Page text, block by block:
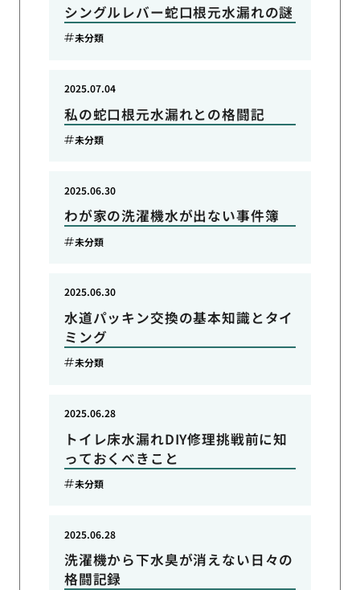
シングルレバー蛇口根元水漏れの謎
未分類
私の蛇口根元水漏れとの格闘記
2025.07.04
未分類
わが家の洗濯機水が出ない事件簿
2025.06.30
未分類
水道パッキン交換の基本知識とタイ
ミング
2025.06.30
未分類
トイレ床水漏れDIY修理挑戦前に知
っておくべきこと
2025.06.28
未分類
洗濯機から下水臭が消えない日々の
格闘記録
2025.06.28